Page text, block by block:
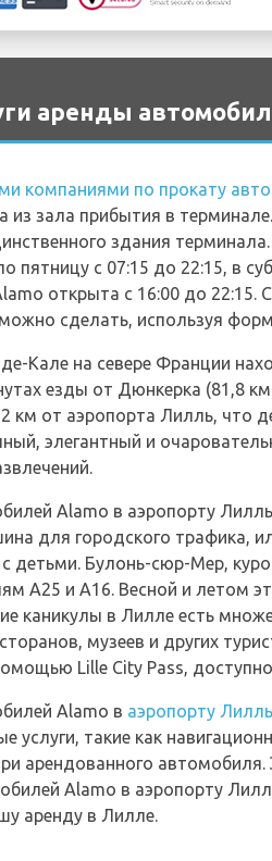
аренды
компаниями по прокату
из зала прибытия в
здания
пятницу с 07:15 до 22:15, в
открыта с 16:00 до 22:15.
сделать, используя
Кале на севере Франции
езды от Дюнкерка (81,8
км от аэропорта Лилль,
элегантный и
Alamo в аэропорту
для городского трафика,
с детьми. Булонь-сюр-Мер,
A25 и A16. Весной и летом
каникулы в Лилле есть
музеев и других
Lille City Pass,
Alamo в аэропорту Лилль
услуги, такие как
арендованного
Alamo в аэропорту
аренду в Лилле.